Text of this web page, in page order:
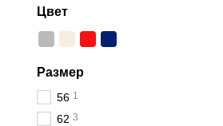
Цвет
Размер
56 1
62 3